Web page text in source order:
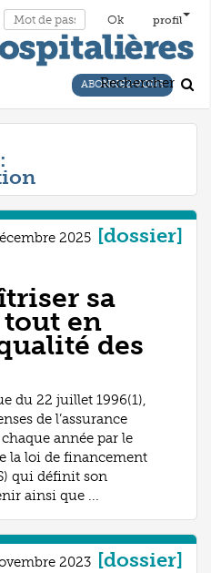
profil
ABONNEZ-VOUS
Rechercher
2025 [dossier]
sa
en
des
du 22 juillet 1996(1),
de l’assurance
année par le
la loi de financement
qui définit son
ainsi que ...
2023 [dossier]